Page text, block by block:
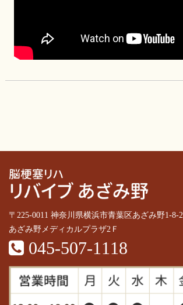
〒225-0011 神奈川県横浜市青葉区あざみ野1-8-2
あざみ野メディカルプラザ2Ｆ
045-507-1118